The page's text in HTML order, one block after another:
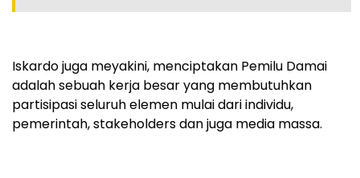
Iskardo juga meyakini, menciptakan Pemilu Damai
adalah sebuah kerja besar yang membutuhkan
partisipasi seluruh elemen mulai dari individu,
pemerintah, stakeholders dan juga media massa.